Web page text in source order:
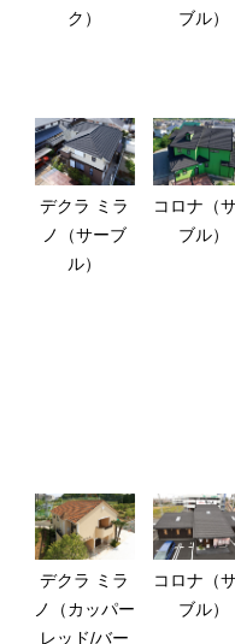
ク）
ブル）
デクラ ミラ
ノ（サーブ
ル）
コロナ（
ブル）
デクラ ミラ
ノ（カッパー
レッド/バー
コロナ（
ブル）